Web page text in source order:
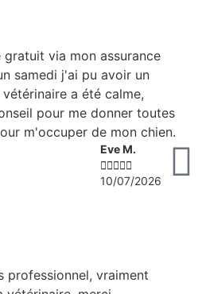
via mon assurance
samedi j'ai pu avoir un
a été calme,
pour me donner toutes
m'occuper de mon chien.
Eve M.

10/07/2026
professionnel, vraiment